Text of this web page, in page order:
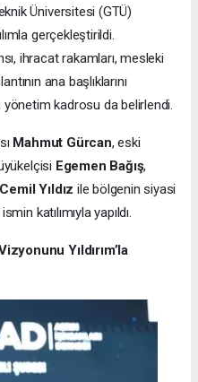
Üniversitesi (GTÜ)
gerçekleştirildi.
ihracat rakamları, mesleki
ana başlıklarını
kadrosu da belirlendi.
Mahmut Gürcan, eski
Egemen Bağış,
Yıldız ile bölgenin siyasi
katılımıyla yapıldı.
Yıldırım’la